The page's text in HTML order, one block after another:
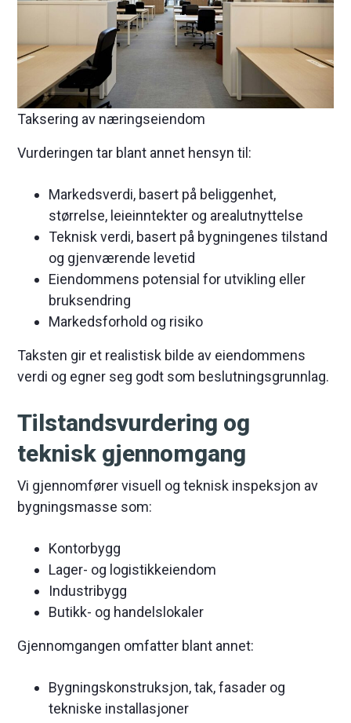
Taksering av næringseiendom
Vurderingen tar blant annet hensyn til:
Markedsverdi, basert på beliggenhet,
størrelse, leieinntekter og arealutnyttelse
Teknisk verdi, basert på bygningenes tilstand
og gjenværende levetid
Eiendommens potensial for utvikling eller
bruksendring
Markedsforhold og risiko
Taksten gir et realistisk bilde av eiendommens
verdi og egner seg godt som beslutningsgrunnlag.
Tilstandsvurdering og
teknisk gjennomgang
Vi gjennomfører visuell og teknisk inspeksjon av
bygningsmasse som:
Kontorbygg
Lager- og logistikkeiendom
Industribygg
Butikk- og handelslokaler
Gjennomgangen omfatter blant annet:
Bygningskonstruksjon, tak, fasader og
tekniske installasjoner